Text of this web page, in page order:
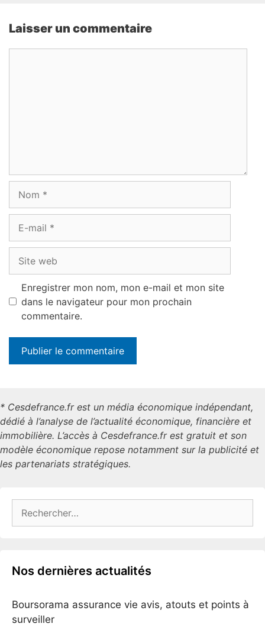
Laisser un commentaire
mail
web
Enregistrer mon nom, mon e-mail et mon site
dans le navigateur pour mon prochain
commentaire.
* Cesdefrance.fr est un média économique indépendant,
dédié à l’analyse de l’actualité économique, financière et
immobilière. L’accès à Cesdefrance.fr est gratuit et son
modèle économique repose notamment sur la publicité et
les partenariats stratégiques.
Nos dernières actualités
Boursorama assurance vie avis, atouts et points à
surveiller